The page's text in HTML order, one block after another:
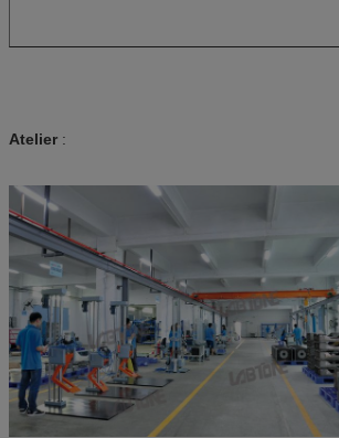
Atelier :